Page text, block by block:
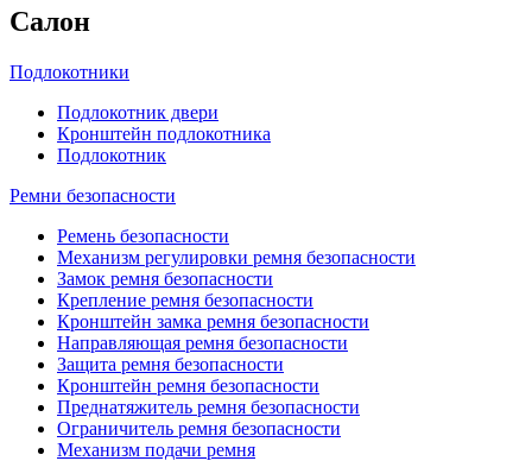
Салон
Подлокотники
Подлокотник двери
Кронштейн подлокотника
Подлокотник
Ремни безопасности
Ремень безопасности
Механизм регулировки ремня безопасности
Замок ремня безопасности
Крепление ремня безопасности
Кронштейн замка ремня безопасности
Направляющая ремня безопасности
Защита ремня безопасности
Кронштейн ремня безопасности
Преднатяжитель ремня безопасности
Ограничитель ремня безопасности
Механизм подачи ремня